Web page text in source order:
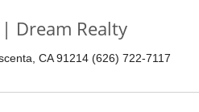
Dream Realty
CA 91214 (626) 722-7117